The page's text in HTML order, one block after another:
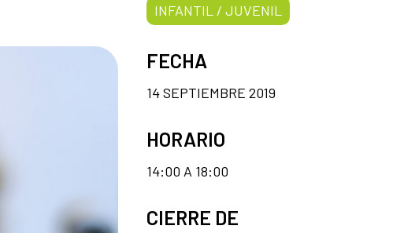
INFANTIL / JUVENIL
FECHA
14 SEPTIEMBRE 2019
HORARIO
14:00 A 18:00
CIERRE DE